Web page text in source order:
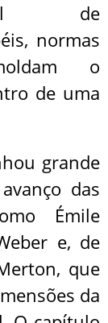
de
normas
o
de uma
grande
das
Émile
e, de
que
da